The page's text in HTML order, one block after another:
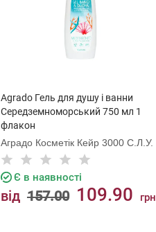
Agrado Гель для душу і ванни
Середземноморський 750 мл 1
флакон
Аградо Косметік Кейр 3000 С.Л.У.
Є в наявності
від 157.00 109.90 грн